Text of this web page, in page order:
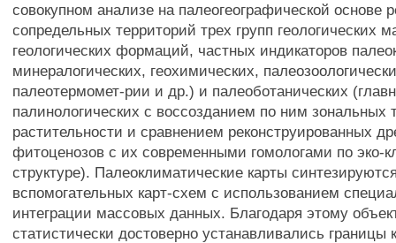
совокупном анализе на палеогеографической основе
сопредельных территорий трех групп геологических
геологических формаций, частных индикаторов
минералогических, геохимических,
палеотермомет-рии и др.) и палеоботанических
палинологических с воссозданием по ним зональных
растительности и сравнением реконструированных
фитоценозов с их современными гомологами по эко-
структуре). Палеоклиматические карты
вспомогательных карт-схем с использованием
интеграции массовых данных. Благодаря этому
статистически достоверно устанавливались границы